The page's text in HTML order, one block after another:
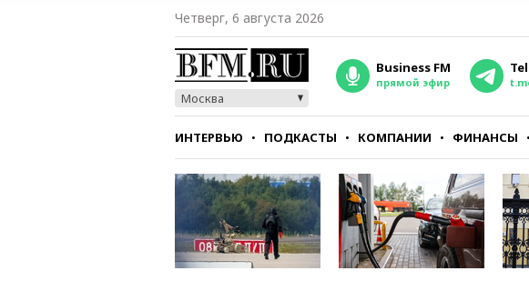
Четверг, 6 августа 2026
Москва
Business FM
прямой эфир
ИНТЕРВЬЮ ПОДКАСТЫ КОМПАНИИ ФИНАНСЫ
СТИЛЬ ТЕСТЫ